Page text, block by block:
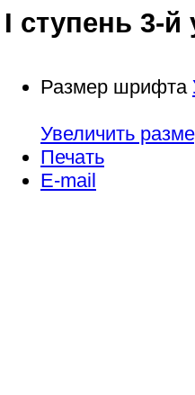
I ступень 3-
Размер шрифта
Увеличить
Печать
E-mail